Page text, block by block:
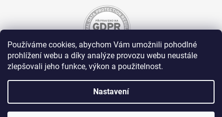
Používáme cookies, abychom Vám umožnili pohodlné
prohlížení webu a díky analýze provozu webu neustále
zlepšovali jeho funkce, výkon a použitelnost.
Nastavení
Nakupujte na Zuty bezpečně a bez obav. Díky
prohlížečem a serverem se přenášejí v